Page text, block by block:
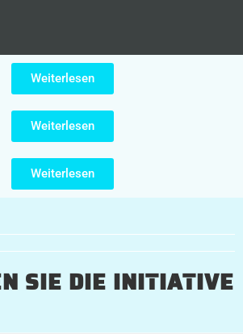
Weiterlesen
Weiterlesen
Weiterlesen
SIE DIE INITIATIVE